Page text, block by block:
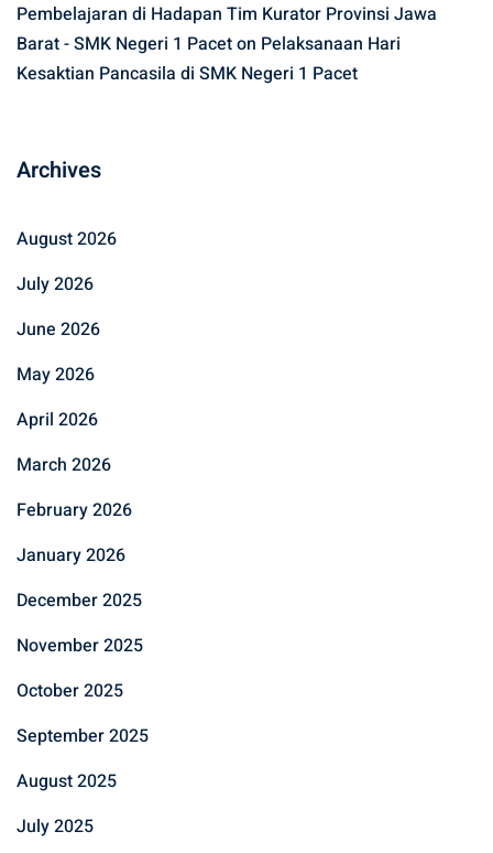
Pembelajaran di Hadapan Tim Kurator Provinsi Jawa
Barat - SMK Negeri 1 Paceton Pelaksanaan Hari
Kesaktian Pancasila di SMK Negeri 1 Pacet
Archives
August 2026
July 2026
June 2026
May 2026
April 2026
March 2026
February 2026
January 2026
December 2025
November 2025
October 2025
September 2025
August 2025
July 2025